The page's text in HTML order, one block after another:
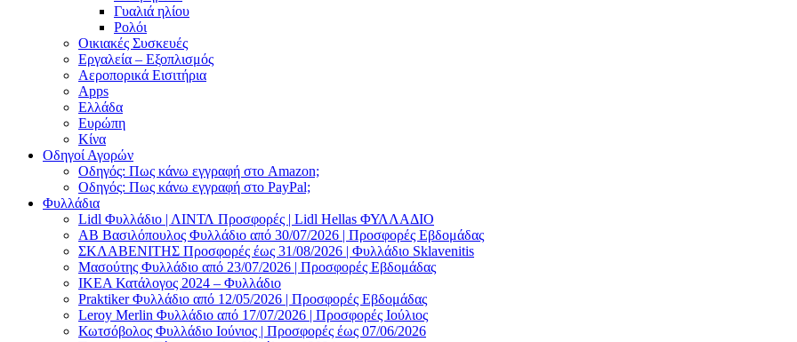
Γυαλιά ηλίου
Ρολόι
Οικιακές Συσκευές
Εργαλεία – Εξοπλισμός
Αεροπορικά Εισιτήρια
Apps
Ελλάδα
Ευρώπη
Κίνα
Οδηγοί Αγορών
Οδηγός: Πως κάνω εγγραφή στο Amazon;
Οδηγός: Πως κάνω εγγραφή στο PayPal;
Φυλλάδια
Lidl Φυλλάδιο | ΛΙΝΤΛ Προσφορές | Lidl Hellas ΦΥΛΛΑΔΙΟ
AB Βασιλόπουλος Φυλλάδιο από 30/07/2026 | Προσφορές Εβδομάδας
ΣΚΛΑΒΕΝΙΤΗΣ Προσφορές έως 31/08/2026 | Φυλλάδιο Sklavenitis
Μασούτης Φυλλάδιο από 23/07/2026 | Προσφορές Εβδομάδας
ΙΚΕΑ Κατάλογος 2024 – Φυλλάδιο
Praktiker Φυλλάδιο από 12/05/2026 | Προσφορές Εβδομάδας
Leroy Merlin Φυλλάδιο από 17/07/2026 | Προσφορές Ιούλιος
Κωτσόβολος Φυλλάδιο Ιούνιος | Προσφορές έως 07/06/2026